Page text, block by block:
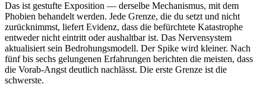
Das ist gestufte Exposition — derselbe Mechanismus, mit dem
Phobien behandelt werden. Jede Grenze, die du setzt und nicht
zurücknimmst, liefert Evidenz, dass die befürchtete Katastrophe
entweder nicht eintritt oder aushaltbar ist. Das Nervensystem
aktualisiert sein Bedrohungsmodell. Der Spike wird kleiner. Nach
fünf bis sechs gelungenen Erfahrungen berichten die meisten, dass
die Vorab-Angst deutlich nachlässt. Die erste Grenze ist die
schwerste.